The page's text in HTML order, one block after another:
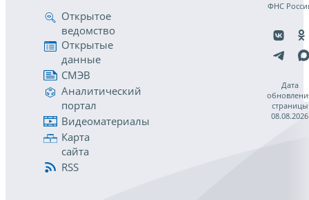
Открытое
ведомство
Открытые
данные
СМЭВ
Аналитический
портал
Видеоматериалы
Карта
сайта
RSS
ФНС
Дата
страницы
08.08.2026